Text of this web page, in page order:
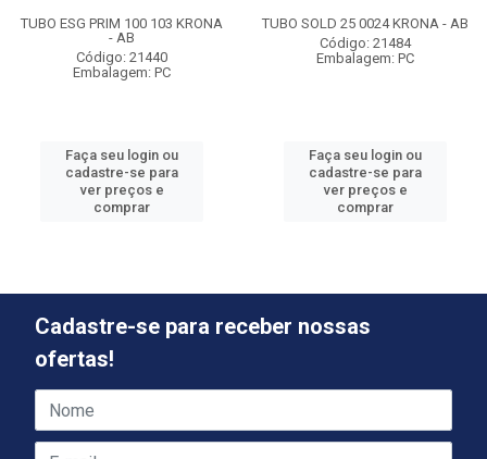
TUBO ESG PRIM 100 103 KRONA
- AB
Código: 21440
Embalagem: PC
Faça seu login ou
cadastre-se para
ver preços e
comprar
TUBO SOLD 25 0024 KRONA - AB
Código: 21484
Embalagem: PC
Faça seu login ou
cadastre-se para
ver preços e
comprar
Cadastre-se para receber nossas
ofertas!